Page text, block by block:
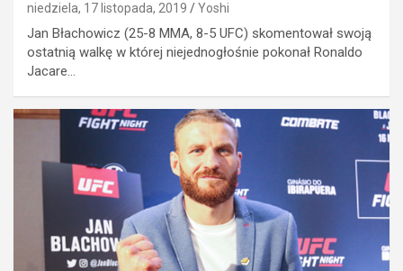
niedziela, 17 listopada, 2019 Yoshi
Jan Błachowicz (25-8 MMA, 8-5 UFC) skomentował swoją
ostatnią walkę w której niejednogłośnie pokonał Ronaldo
Jacare…